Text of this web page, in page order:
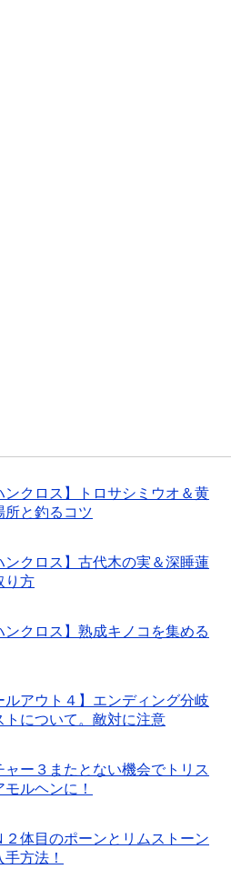
ンクロス】トロサシミウオ＆黄
所と釣るコツ
ンクロス】古代木の実＆深睡蓮
り方
ンクロス】熟成キノコを集める
ルアウト４】エンディング分岐
トについて。敵対に注意
ャー３またとない機会でトリス
モルヘンに！
２体目のポーンとリムストーン
方法！